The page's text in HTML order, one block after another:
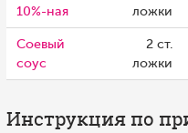
10%-ная
ложки
Соевый
соус
2 ст.
ложки
Инструкция по